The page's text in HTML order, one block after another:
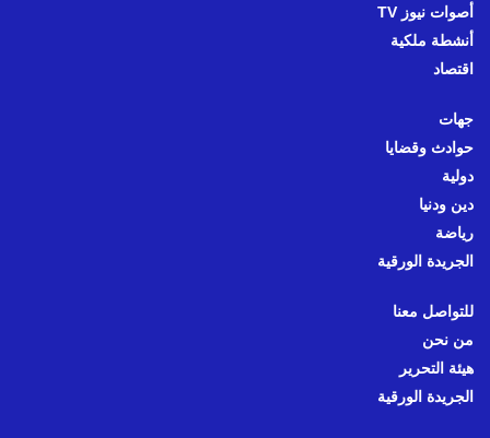
أصوات نيوز TV
أنشطة ملكية
اقتصاد
جهات
حوادث وقضايا
دولية
دين ودنيا
رياضة
الجريدة الورقية
للتواصل معنا
من نحن
هيئة التحرير
الجريدة الورقية